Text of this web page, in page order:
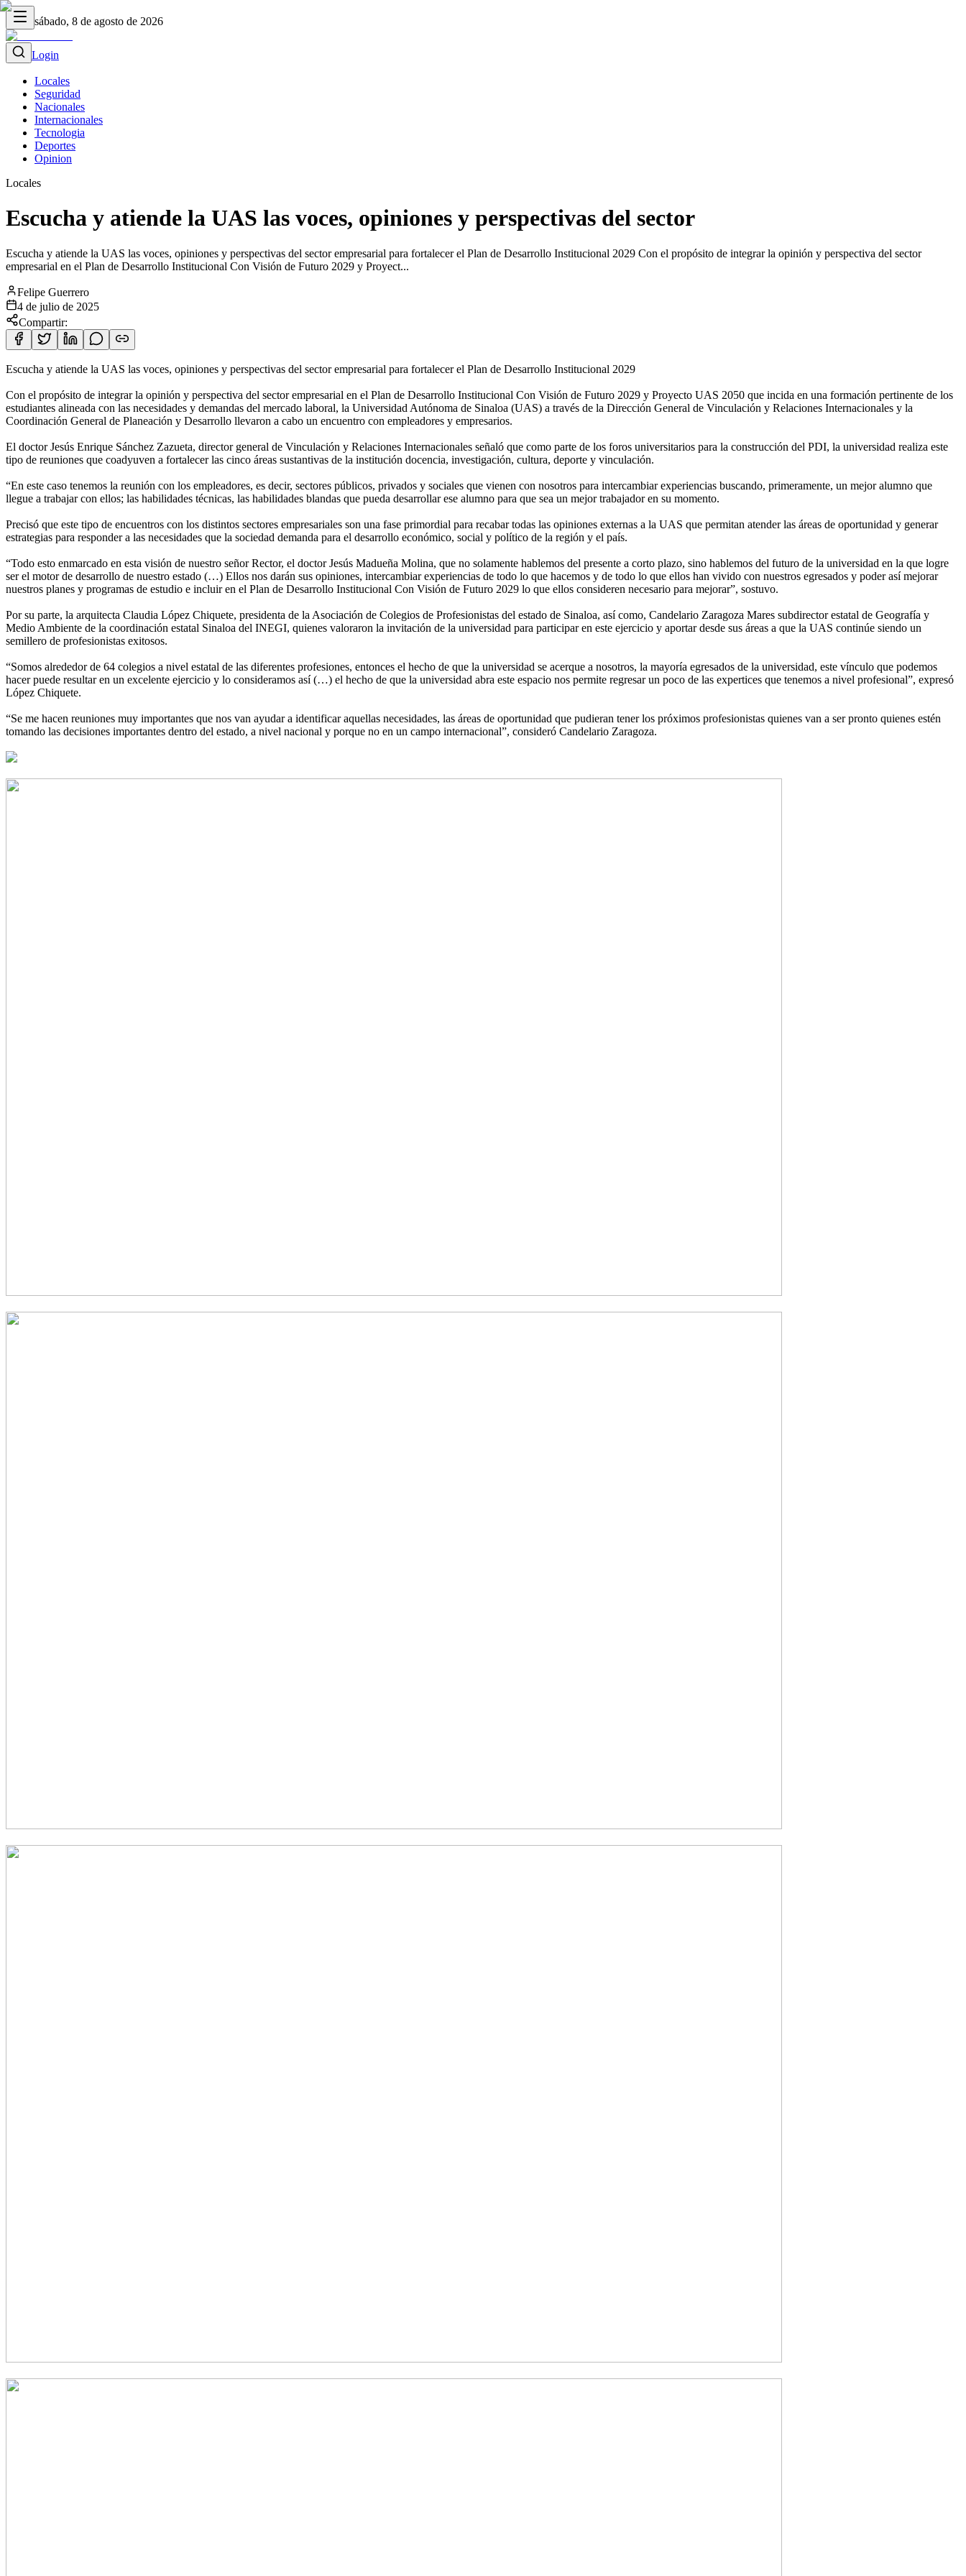
sábado, 8 de agosto de 2026
Login
Locales
Seguridad
Nacionales
Internacionales
Tecnologia
Deportes
Opinion
Locales
Escucha y atiende la UAS las voces, opiniones y perspectivas del sector
Escucha y atiende la UAS las voces, opiniones y perspectivas del sector empresarial para fortalecer el Plan de Desarrollo Institucional 2029 Con el propósito de integrar la opinión y perspectiva del sector
empresarial en el Plan de Desarrollo Institucional Con Visión de Futuro 2029 y Proyect...
Felipe Guerrero
4 de julio de 2025
Compartir:
Escucha y atiende la UAS las voces, opiniones y perspectivas del sector empresarial para fortalecer el Plan de Desarrollo Institucional 2029
Con el propósito de integrar la opinión y perspectiva del sector empresarial en el Plan de Desarrollo Institucional Con Visión de Futuro 2029 y Proyecto UAS 2050 que incida en una formación pertinente de los
estudiantes alineada con las necesidades y demandas del mercado laboral, la Universidad Autónoma de Sinaloa (UAS) a través de la Dirección General de Vinculación y Relaciones Internacionales y la
Coordinación General de Planeación y Desarrollo llevaron a cabo un encuentro con empleadores y empresarios.
El doctor Jesús Enrique Sánchez Zazueta, director general de Vinculación y Relaciones Internacionales señaló que como parte de los foros universitarios para la construcción del PDI, la universidad realiza este
tipo de reuniones que coadyuven a fortalecer las cinco áreas sustantivas de la institución docencia, investigación, cultura, deporte y vinculación.
“En este caso tenemos la reunión con los empleadores, es decir, sectores públicos, privados y sociales que vienen con nosotros para intercambiar experiencias buscando, primeramente, un mejor alumno que
llegue a trabajar con ellos; las habilidades técnicas, las habilidades blandas que pueda desarrollar ese alumno para que sea un mejor trabajador en su momento.
Precisó que este tipo de encuentros con los distintos sectores empresariales son una fase primordial para recabar todas las opiniones externas a la UAS que permitan atender las áreas de oportunidad y generar
estrategias para responder a las necesidades que la sociedad demanda para el desarrollo económico, social y político de la región y el país.
“Todo esto enmarcado en esta visión de nuestro señor Rector, el doctor Jesús Madueña Molina, que no solamente hablemos del presente a corto plazo, sino hablemos del futuro de la universidad en la que logre
ser el motor de desarrollo de nuestro estado (…) Ellos nos darán sus opiniones, intercambiar experiencias de todo lo que hacemos y de todo lo que ellos han vivido con nuestros egresados y poder así mejorar
nuestros planes y programas de estudio e incluir en el Plan de Desarrollo Institucional Con Visión de Futuro 2029 lo que ellos consideren necesario para mejorar”, sostuvo.
Por su parte, la arquitecta Claudia López Chiquete, presidenta de la Asociación de Colegios de Profesionistas del estado de Sinaloa, así como, Candelario Zaragoza Mares subdirector estatal de Geografía y
Medio Ambiente de la coordinación estatal Sinaloa del INEGI, quienes valoraron la invitación de la universidad para participar en este ejercicio y aportar desde sus áreas a que la UAS continúe siendo un
semillero de profesionistas exitosos.
“Somos alrededor de 64 colegios a nivel estatal de las diferentes profesiones, entonces el hecho de que la universidad se acerque a nosotros, la mayoría egresados de la universidad, este vínculo que podemos
hacer puede resultar en un excelente ejercicio y lo consideramos así (…) el hecho de que la universidad abra este espacio nos permite regresar un poco de las expertices que tenemos a nivel profesional”, expresó
López Chiquete.
“Se me hacen reuniones muy importantes que nos van ayudar a identificar aquellas necesidades, las áreas de oportunidad que pudieran tener los próximos profesionistas quienes van a ser pronto quienes estén
tomando las decisiones importantes dentro del estado, a nivel nacional y porque no en un campo internacional”, consideró Candelario Zaragoza.